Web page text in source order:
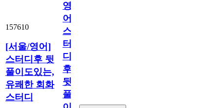
157610
[서울/영어]
스터디후 뒷
풀이도있는,
유쾌한 회화
스터디
영
어]
스
터
디
후
뒷
풀